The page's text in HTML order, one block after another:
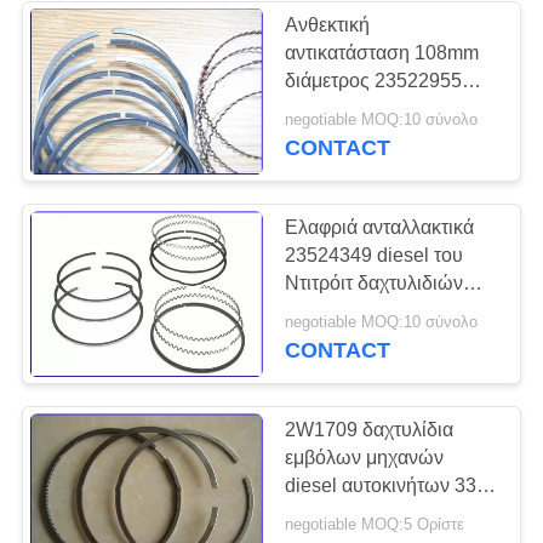
στροφαλοφόρος
άξονας μηχανών
diesel
25
κινητήρας ντίζελ
στροβιλοσυμπιεστή
30
Ανθεκτική
αντικατάσταση 108mm
διάμετρος 23522955
δαχτυλιδιών εμβόλων
μηχανών diesel του
negotiable MOQ:10 σύνολο
CONTACT
Ελαφριά ανταλλακτικά
23524349 diesel του
Ντιτρόιτ δαχτυλιδιών
εμβόλων μηχανών
diesel
negotiable MOQ:10 σύνολο
CONTACT
2W1709 δαχτυλίδια
εμβόλων μηχανών
diesel αυτοκινήτων 3306
μέρη αντικατάστασης
negotiable MOQ:5 Ορίστε